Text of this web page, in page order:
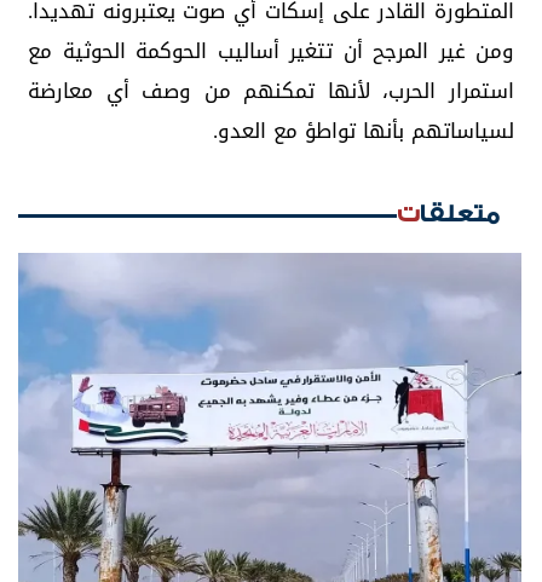
المتطورة القادر على إسكات أي صوت يعتبرونه تهديدا.
ومن غير المرجح أن تتغير أساليب الحوكمة الحوثية مع
استمرار الحرب، لأنها تمكنهم من وصف أي معارضة
لسياساتهم بأنها تواطؤ مع العدو.
متعلقات